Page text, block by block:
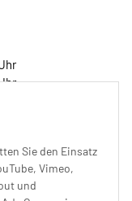
Sie den Einsatz
Vimeo,
und